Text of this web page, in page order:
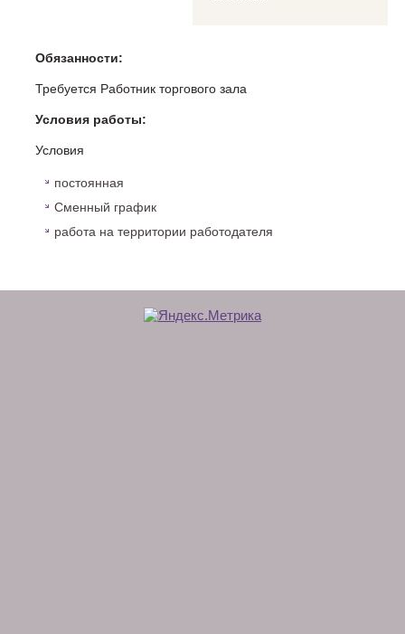
Обязанности:
Требуется Работник торгового зала
Условия работы:
Условия
постоянная
Сменный график
работа на территории работодателя